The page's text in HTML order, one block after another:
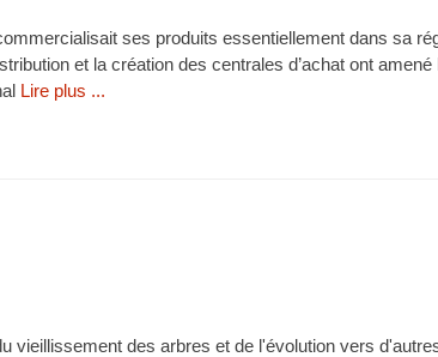
ses produits essentiellement dans sa
et la création des centrales d’achat ont amené
Lire plus ...
vieillissement des arbres et de l'évolution vers